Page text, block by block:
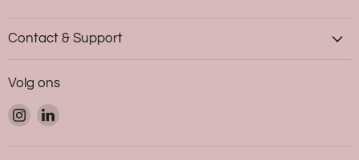
Contact & Support
Volg ons
Vind
ons
op
Vind
op